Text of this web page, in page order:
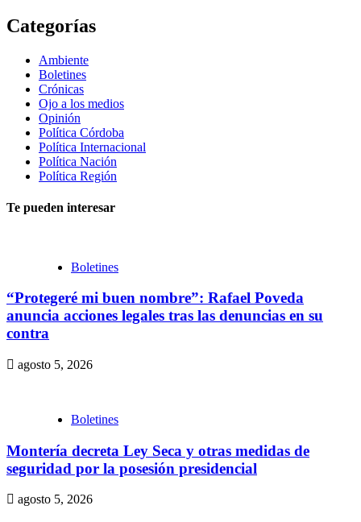
Categorías
Ambiente
Boletines
Crónicas
Ojo a los medios
Opinión
Política Córdoba
Política Internacional
Política Nación
Política Región
Te pueden interesar
Boletines
“Protegeré mi buen nombre”: Rafael Poveda
anuncia acciones legales tras las denuncias en su
contra
agosto 5, 2026
Boletines
Montería decreta Ley Seca y otras medidas de
seguridad por la posesión presidencial
agosto 5, 2026